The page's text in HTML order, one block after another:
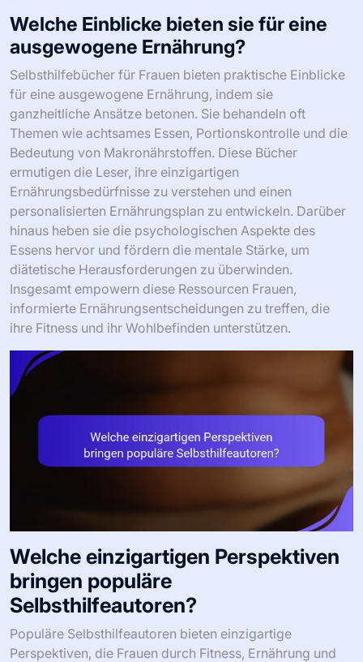
Welche Einblicke bieten sie für eine
ausgewogene Ernährung?
Selbsthilfebücher für Frauen bieten praktische Einblicke
für eine ausgewogene Ernährung, indem sie
ganzheitliche Ansätze betonen. Sie behandeln oft
Themen wie achtsames Essen, Portionskontrolle und die
Bedeutung von Makronährstoffen. Diese Bücher
ermutigen die Leser, ihre einzigartigen
Ernährungsbedürfnisse zu verstehen und einen
personalisierten Ernährungsplan zu entwickeln. Darüber
hinaus heben sie die psychologischen Aspekte des
Essens hervor und fördern die mentale Stärke, um
diätetische Herausforderungen zu überwinden.
Insgesamt empowern diese Ressourcen Frauen,
informierte Ernährungsentscheidungen zu treffen, die
ihre Fitness und ihr Wohlbefinden unterstützen.
Welche einzigartigen Perspektiven
bringen populäre
Selbsthilfeautoren?
Populäre Selbsthilfeautoren bieten einzigartige
Perspektiven, die Frauen durch Fitness, Ernährung und